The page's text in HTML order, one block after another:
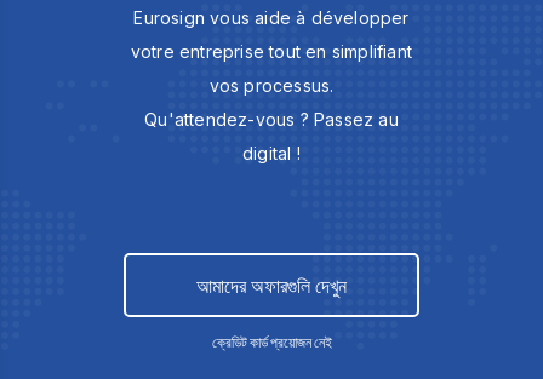
Eurosign vous aide à développer
votre entreprise tout en simplifiant
vos processus.
Qu'attendez-vous ? Passez au
digital !
আমাদের অফারগুলি দেখুন
ক্রেডিট কার্ড প্রয়োজন নেই